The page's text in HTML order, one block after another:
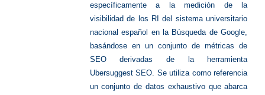
específicamente a la medición de la
visibilidad de los RI del sistema universitario
nacional español en la Búsqueda de Google,
basándose en un conjunto de métricas de
SEO derivadas de la herramienta
Ubersuggest SEO. Se utiliza como referencia
un conjunto de datos exhaustivo que abarca